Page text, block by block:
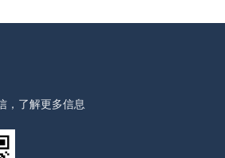
，了解更多信息